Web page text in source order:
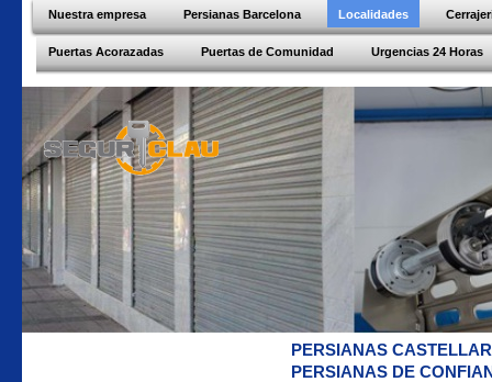
Nuestra empresa Persianas Barcelona Localidades
Puertas Acorazadas Puertas de Comunidad Urgencias 24 Horas
PERSIANAS
PERSIANAS DE